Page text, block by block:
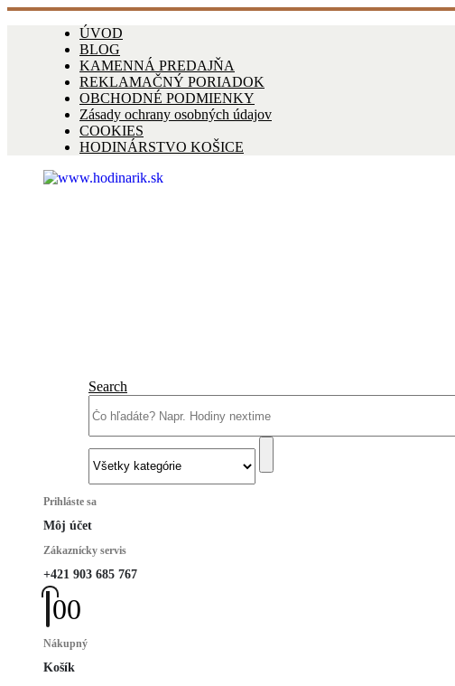
ÚVOD
BLOG
KAMENNÁ PREDAJŇA
REKLAMAČNÝ PORIADOK
OBCHODNÉ PODMIENKY
Zásady ochrany osobných údajov
COOKIES
HODINÁRSTVO KOŠICE
Search
Prihláste sa
Môj účet
Zákaznícky servis
+421 903 685 767
00
Nákupný
Košík